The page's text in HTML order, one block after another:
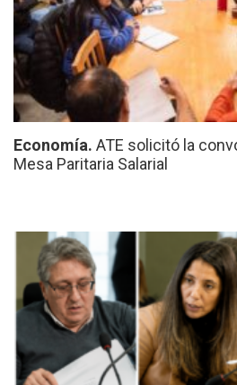
Economía. ATE solicitó la
Mesa Paritaria Salarial